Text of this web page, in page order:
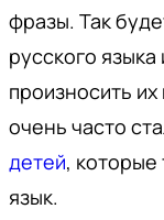
фразы. Так
русского
произносить
очень часто
детей, которые
язык.